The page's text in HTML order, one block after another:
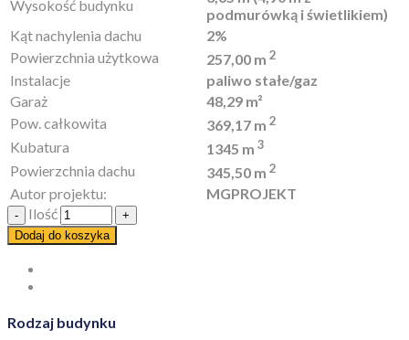
Wysokość budynku
podmurówką i świetlikiem)
Kąt nachylenia dachu
2%
Powierzchnia użytkowa
257,00 m 2
Instalacje
paliwo stałe/gaz
Garaż
48,29 m²
Pow. całkowita
369,17 m 2
Kubatura 1345 m 3
Powierzchnia dachu 345,50 m 2
Autor projektu:
MGPROJEKT
Ilość
Dodaj do koszyka
Rodzaj budynku